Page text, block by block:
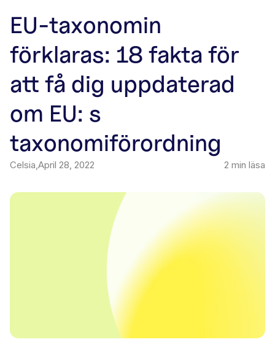
EU-taxonomin
förklaras: 18 fakta för
att få dig uppdaterad
om EU: s
taxonomiförordning
Celsia,April 28, 2022 2 min läsa